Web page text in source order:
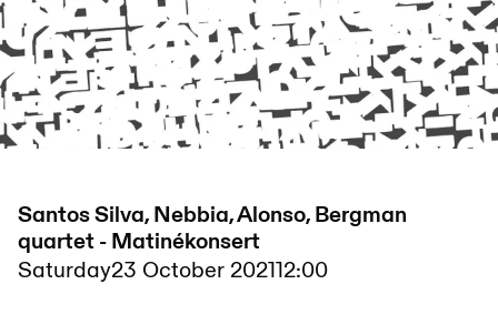
Santos Silva, Nebbia, Alonso, Bergman
quartet - Matinékonsert
Saturday23 October 202112:00